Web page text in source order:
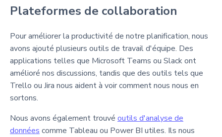
Plateformes de collaboration
Pour améliorer la productivité de notre planification, nous
avons ajouté plusieurs outils de travail d'équipe. Des
applications telles que Microsoft Teams ou Slack ont
amélioré nos discussions, tandis que des outils tels que
Trello ou Jira nous aident à voir comment nous nous en
sortons.
Nous avons également trouvé outils d'analyse de
données comme Tableau ou Power BI utiles. Ils nous